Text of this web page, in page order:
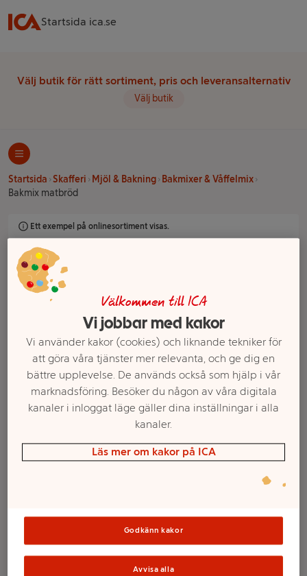
Startsida ica.se
Välj butik för rätt sortiment, pris och leveransalternativ
Välj butik
Startsida Skafferi Mjöl & Bakning
Bakmixer & Våffelmix
Bakmix matbröd
Ett exempel på onlinesortiment visas.
Bakmix matbröd
Mer info
Välj butik
Annas Glutenfria
Mer info
Välj butik
Välkommen till ICA
Vi jobbar med kakor
Vi använder kakor (cookies) och liknande tekniker för
att göra våra tjänster mer relevanta, och ge dig en
bättre upplevelse. De används också som hjälp i vår
marknadsföring. Besöker du någon av våra digitala
kanaler i inloggat läge gäller dina inställningar i alla
kanaler.
Läs mer om kakor på ICA
Godkänn kakor
Avvisa alla